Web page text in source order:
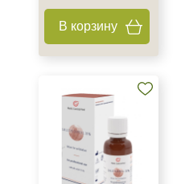
В корзину